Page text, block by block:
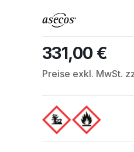
Regulärer Preis:
331,00 €
Preise exkl. MwSt.